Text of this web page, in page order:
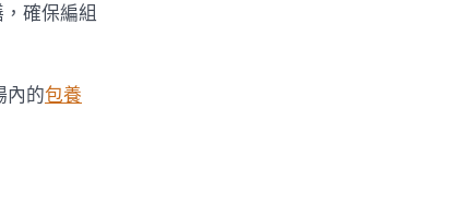
確保編組
內的包養